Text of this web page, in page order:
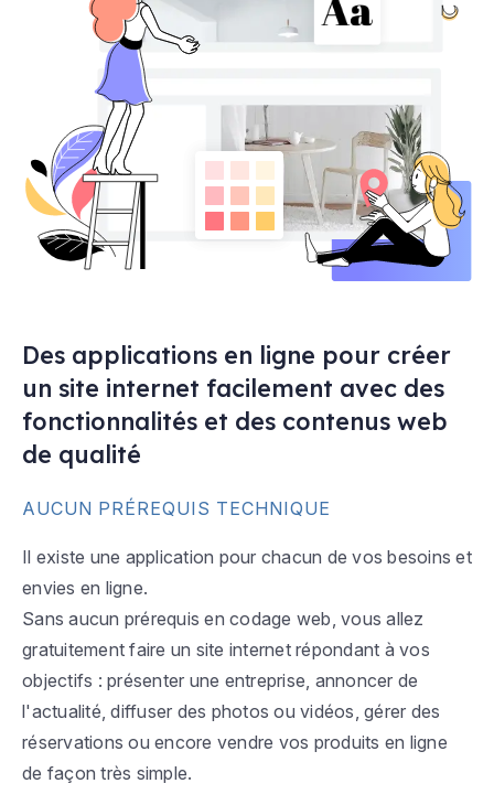
Des applications en ligne pour créer
un site internet facilement avec des
fonctionnalités et des contenus web
de qualité
AUCUN PRÉREQUIS TECHNIQUE
Il existe une application pour chacun de vos besoins et
envies en ligne.
Sans aucun prérequis en codage web, vous allez
gratuitement faire un site internet répondant à vos
objectifs : présenter une entreprise, annoncer de
l'actualité, diffuser des photos ou vidéos, gérer des
réservations ou encore vendre vos produits en ligne
de façon très simple.